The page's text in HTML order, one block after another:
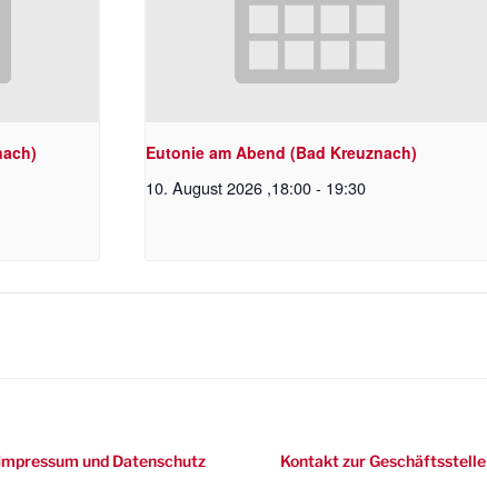
Eutonie am Abend (Bad Kreuznach)
10. August 2026 ,18:00 - 19:30
und Datenschutz Kontakt zur Geschäftsstelle